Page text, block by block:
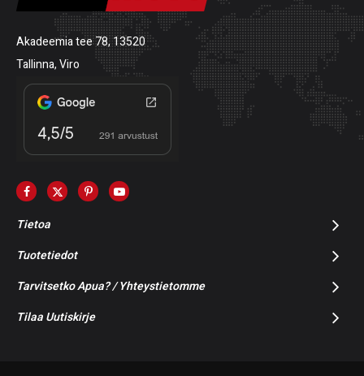
Akadeemia tee 78, 13520
Tallinna, Viro
Tietoa
Tuotetiedot
Tarvitsetko Apua? / Yhteystietomme
Tilaa Uutiskirje